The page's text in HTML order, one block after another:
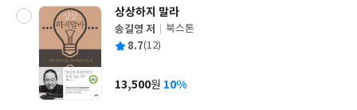
상상하지 말라
글
쓴
송길영 저
출
사
북스톤
평 8.7(12)
가
13,500원 10%